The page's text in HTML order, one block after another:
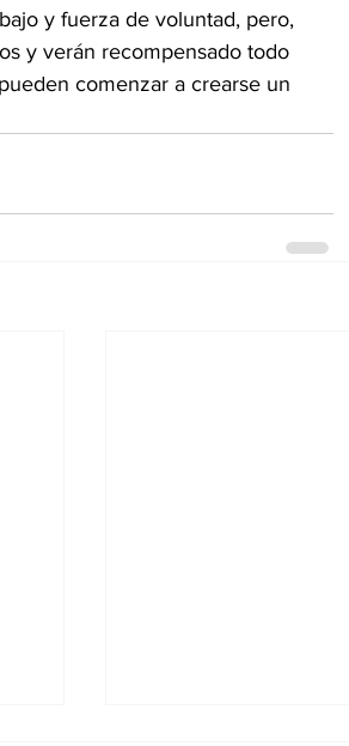
y fuerza de voluntad, pero,
y verán recompensado todo
comenzar a crearse un